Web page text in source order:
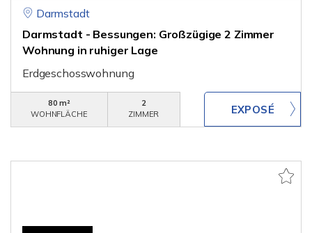
Darmstadt
Darmstadt - Bessungen: Großzügige 2 Zimmer
Wohnung in ruhiger Lage
Erdgeschosswohnung
80 m²
WOHNFLÄCHE
2
ZIMMER